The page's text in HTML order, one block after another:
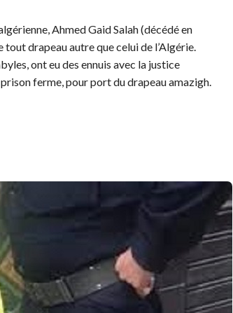
Ahmed Gaid Salah (décédé en
drapeau autre que celui de l’Algérie.
ont eu des ennuis avec la justice
ferme, pour port du drapeau amazigh.